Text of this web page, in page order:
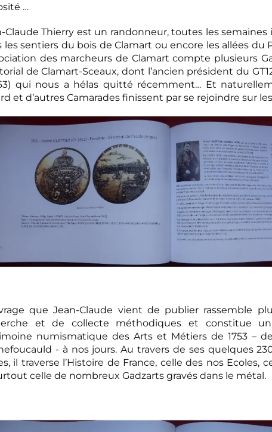
…
Claude Thierry est un randonneur, toutes les semaines
les sentiers du bois de Clamart ou encore les allées du
des marcheurs de Clamart compte plusieurs
de Clamart-Sceaux, dont l’ancien président du
qui nous a hélas quitté récemment… Et
et d’autres Camarades finissent par se rejoindre sur
que Jean-Claude vient de publier rassemble
et de collecte méthodiques et constitue
numismatique des Arts et Métiers de 1753 –
- à nos jours. Au travers de ses quelques
il traverse l’Histoire de France, celle des nos Ecoles,
celle de nombreux Gadzarts gravés dans le métal.